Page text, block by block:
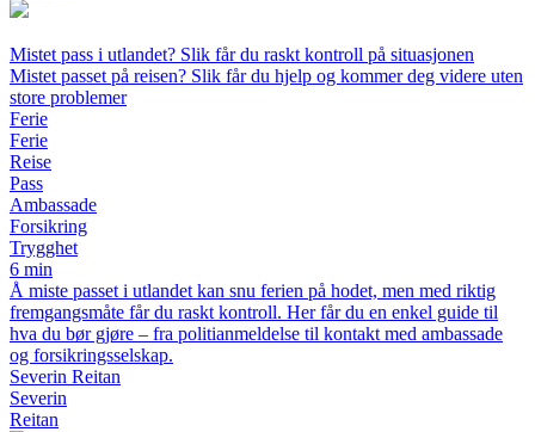
Mistet pass i utlandet? Slik får du raskt kontroll på situasjonen
Mistet passet på reisen? Slik får du hjelp og kommer deg videre uten
store problemer
Ferie
Ferie
Reise
Pass
Ambassade
Forsikring
Trygghet
6 min
Å miste passet i utlandet kan snu ferien på hodet, men med riktig
fremgangsmåte får du raskt kontroll. Her får du en enkel guide til
hva du bør gjøre – fra politianmeldelse til kontakt med ambassade
og forsikringsselskap.
Severin Reitan
Severin
Reitan